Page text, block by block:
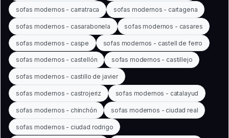
sofas modernos - carratraca sofas modernos - cartagena
sofas modernos - casarabonela sofas modernos - casares
sofas modernos - caspe sofas modernos - castell de ferro
sofas modernos - castellón sofas modernos - castillejo
sofas modernos - castillo de javier
sofas modernos - castrojeriz sofas modernos - catalayud
sofas modernos - chinchón sofas modernos - ciudad real
sofas modernos - ciudad rodrigo